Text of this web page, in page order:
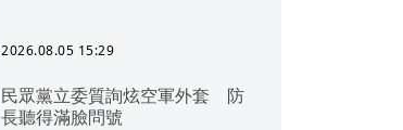
2026.08.05 15:29
民眾黨立委質詢炫空軍外套 防
長聽得滿臉問號